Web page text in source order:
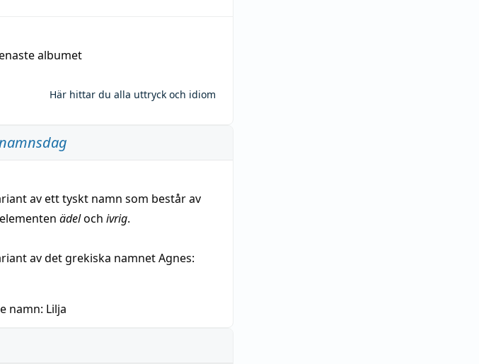
albumet
Här hittar du alla uttryck och idiom
av ett tyskt namn som består av
ädeloch ivrig.
av det grekiska namnet Agnes:
namn: Lilja